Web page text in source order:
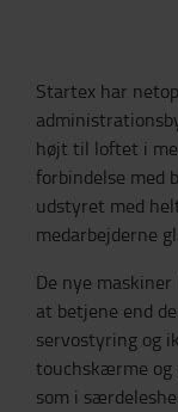
Startex har
højt til loftet i
forbindelse med
udstyret med
medarbejderne
De nye
at betjene end
servostyring og
touchskærme og
som i